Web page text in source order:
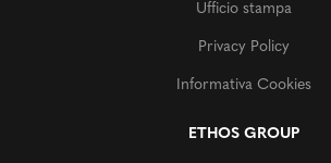
Ufficio stampa
Privacy Policy
Informativa Cookies
ETHOS GROUP